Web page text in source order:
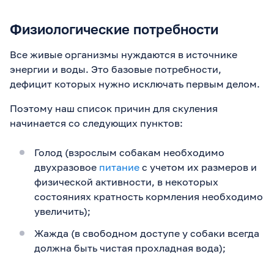
Физиологические потребности
Все живые организмы нуждаются в источнике
энергии и воды. Это базовые потребности,
дефицит которых нужно исключать первым делом.
Поэтому наш список причин для скуления
начинается со следующих пунктов:
Голод (взрослым собакам необходимо
двухразовое питание с учетом их размеров и
физической активности, в некоторых
состояниях кратность кормления необходимо
увеличить);
Жажда (в свободном доступе у собаки всегда
должна быть чистая прохладная вода);